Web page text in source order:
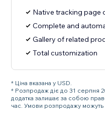
Native tracking page
Complete and
Gallery of related
Total customization
* Ціна вказана у USD.
* Розпродаж діє до 31 серпня
додатка залишає за собою
час. Умови розпродажу можуть